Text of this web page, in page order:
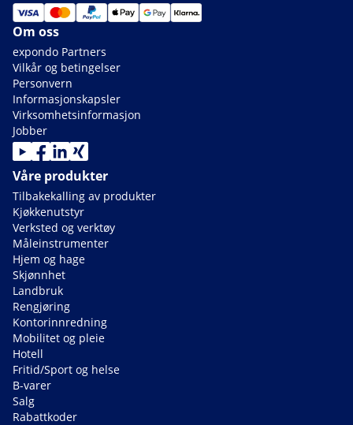
Om oss
expondo Partners
Vilkår og betingelser
Personvern
Informasjonskapsler
Virksomhetsinformasjon
Jobber
Våre produkter
Tilbakekalling av produkter
Kjøkkenutstyr
Verksted og verktøy
Måleinstrumenter
Hjem og hage
Skjønnhet
Landbruk
Rengjøring
Kontorinnredning
Mobilitet og pleie
Hotell
Fritid/Sport og helse
B-varer
Salg
Rabattkoder